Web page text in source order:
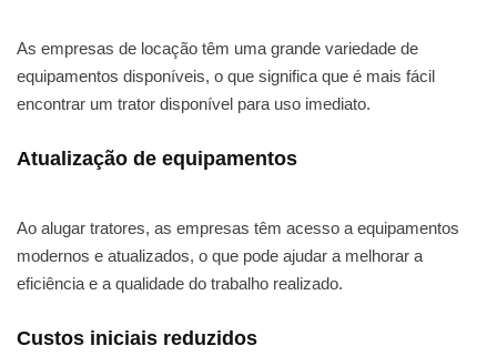
As empresas de locação têm uma grande variedade de
equipamentos disponíveis, o que significa que é mais fácil
encontrar um trator disponível para uso imediato.
Atualização de equipamentos
Ao alugar tratores, as empresas têm acesso a equipamentos
modernos e atualizados, o que pode ajudar a melhorar a
eficiência e a qualidade do trabalho realizado.
Custos iniciais reduzidos